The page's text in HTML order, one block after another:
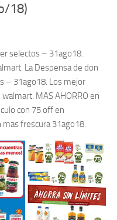
18)
selectos – 31ago18.
La Despensa de don
– 31ago18. Los mejor
MAS AHORRO en
con 75 off en
frescura 31ago18.